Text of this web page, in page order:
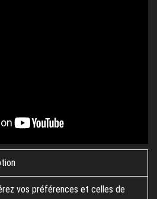
vos préférences et celles de